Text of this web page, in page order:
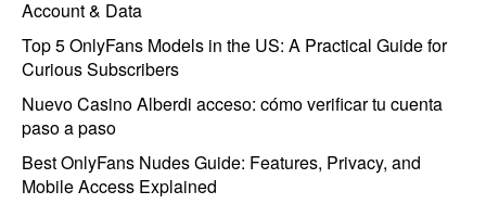
Account & Data
Top 5 OnlyFans Models in the US: A Practical Guide for
Curious Subscribers
Nuevo Casino Alberdi acceso: cómo verificar tu cuenta
paso a paso
Best OnlyFans Nudes Guide: Features, Privacy, and
Mobile Access Explained